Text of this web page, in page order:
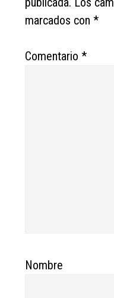
marcados con*
Comentario*
Nombre